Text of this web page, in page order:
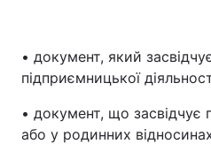
• документ, який
підприємницької
• документ, що засвідчує
або у родинних